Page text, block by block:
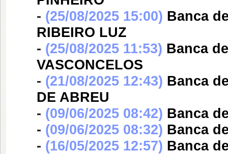
- (25/08/2025 15:00) Banca
RIBEIRO LUZ
- (25/08/2025 11:53) Banca
VASCONCELOS
- (21/08/2025 12:43) Banca
DE ABREU
- (09/06/2025 08:42) Banca
- (09/06/2025 08:32) Banca
- (16/05/2025 12:57) Banca